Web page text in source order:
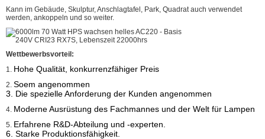
Kann im Gebäude, Skulptur, Anschlagtafel, Park, Quadrat auch verwendet
werden, ankoppeln und so weiter.
Wettbewerbsvorteil:
1. Hohe Qualität, konkurrenzfähiger Preis
2. Soem angenommen
3. Die spezielle Anforderung der Kunden angenommen
4. Moderne Ausrüstung des Fachmannes und der Welt für Lampen
5. Erfahrene R&D-Abteilung und -experten.
6. Starke Produktionsfähigkeit.